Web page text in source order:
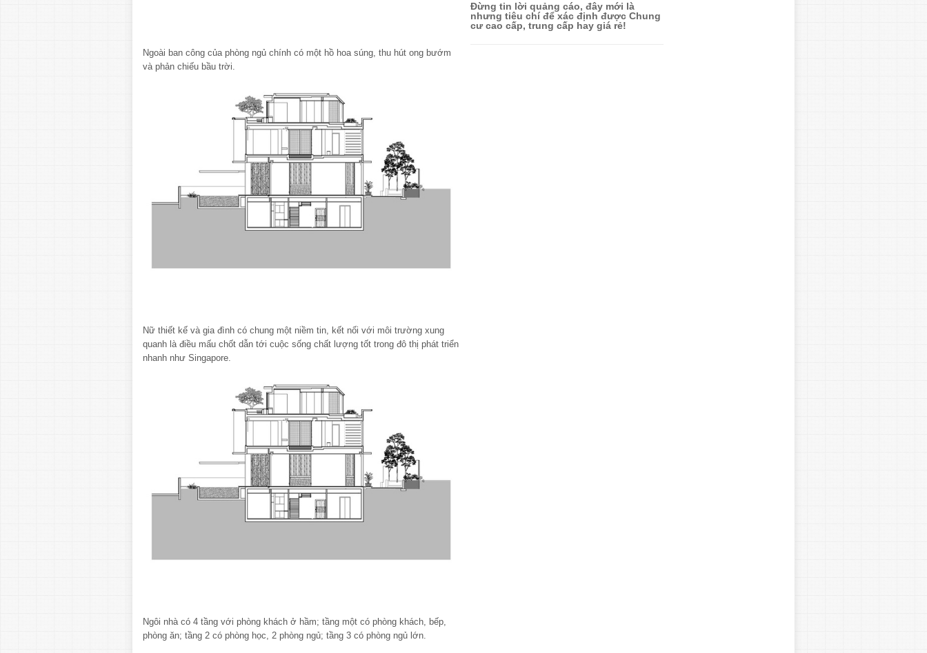
Ngoài ban công của phòng ngủ chính có một hồ hoa súng, thu hút ong bướm
và phản chiếu bầu trời.
Nữ thiết kế và gia đình có chung một niềm tin, kết nối với môi trường xung
quanh là điều mấu chốt dẫn tới cuộc sống chất lượng tốt trong đô thị phát triển
nhanh như Singapore.
Ngôi nhà có 4 tầng với phòng khách ở hầm; tầng một có phòng khách, bếp,
phòng ăn; tầng 2 có phòng học, 2 phòng ngủ; tầng 3 có phòng ngủ lớn.
Đừng tin lời quảng cáo, đây mới là
nhưng tiêu chí để xác định được Chung
cư cao cấp, trung cấp hay giá rẻ!